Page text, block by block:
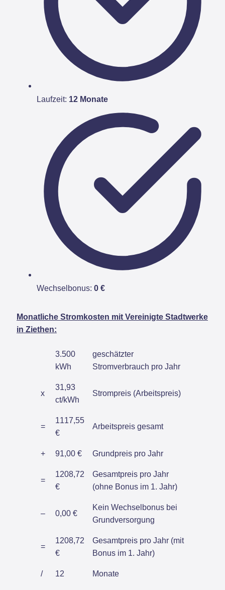
Laufzeit: 12 Monate
Wechselbonus: 0 €
Monatliche Stromkosten mit Vereinigte Stadtwerke
in Ziethen:
3.500
kWh
geschätzter
Stromverbrauch pro Jahr
x
31,93
ct/kWh
Strompreis (Arbeitspreis)
=
1117,55
€
Arbeitspreis gesamt
+ 91,00 € Grundpreis pro Jahr
=
1208,72
€
Gesamtpreis pro Jahr
(ohne Bonus im 1. Jahr)
– 0,00 €
Kein Wechselbonus bei
Grundversorgung
=
1208,72
€
Gesamtpreis pro Jahr (mit
Bonus im 1. Jahr)
/ 12 Monate